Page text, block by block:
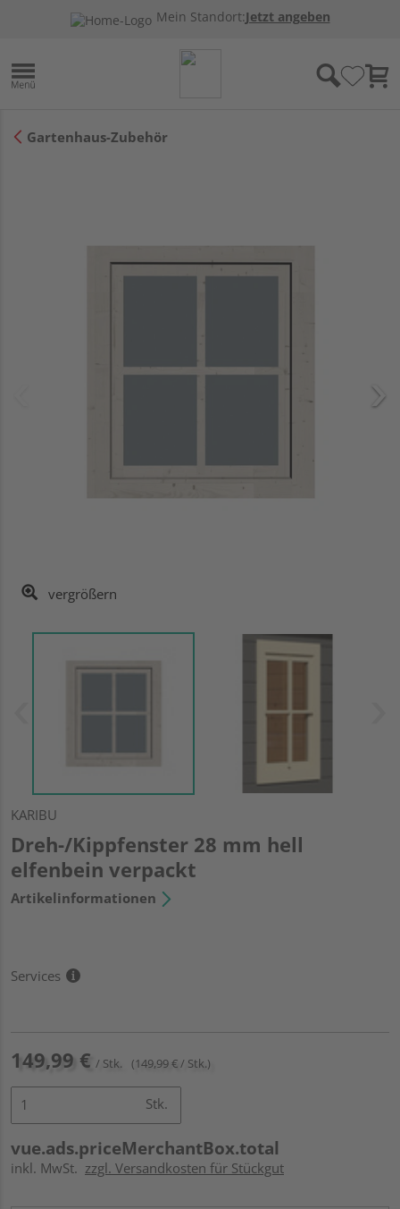
Mein Standort:Jetzt angeben
Gartenhaus-Zubehör
vergrößern
KARIBU
Dreh-/Kippfenster 28 mm hell
elfenbein verpackt
Artikelinformationen
Services
149,99 € / Stk. (149,99 € / Stk.)
Stk.
vue.ads.priceMerchantBox.total
inkl. MwSt. zzgl. Versandkosten für Stückgut